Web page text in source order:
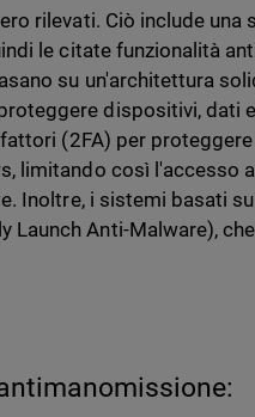
rilevati. Ciò include
le citate funzionalità
su un'architettura
dispositivi, dati
(2FA) per
limitando così l'accesso
Inoltre, i sistemi basati
Launch Anti-Malware),